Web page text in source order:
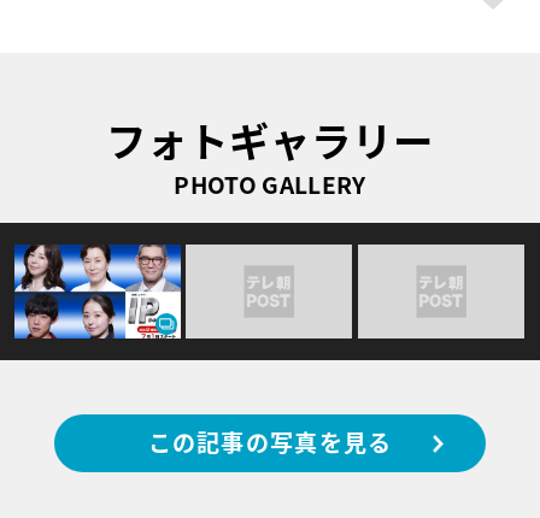
フォトギャラリー
PHOTO GALLERY
この記事の写真を見る